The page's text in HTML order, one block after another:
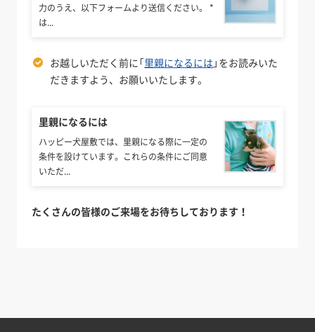
力のうえ、以下フォームより送信ください。 *
は...
お越しいただく前に「里親になるには 」をお読みいた
だきますよう、お願いいたします。
里親になるには
ハッピー犬屋敷では、里親になる際に一定の
条件を設けています。これらの条件にご同意
いただ...
たくさんの皆様のご来場をお待ちしております！